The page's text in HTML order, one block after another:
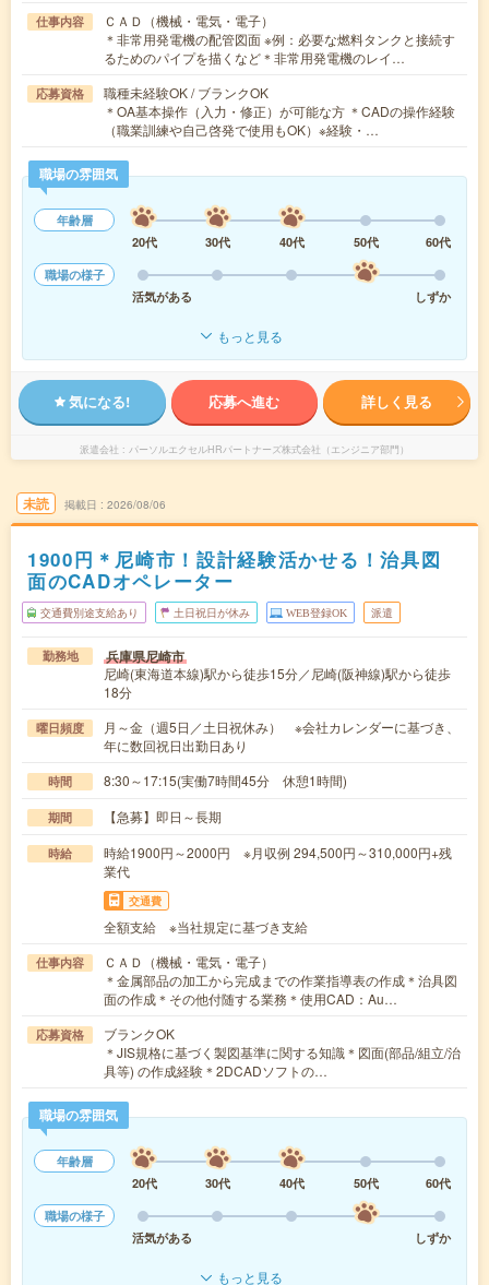
仕事内容
ＣＡＤ（機械・電気・電子）
＊非常用発電機の配管図面 ※例：必要な燃料タンクと接続す
るためのパイプを描くなど＊非常用発電機のレイ…
応募資格
職種未経験OK / ブランクOK
＊OA基本操作（入力・修正）が可能な方 ＊CADの操作経験
（職業訓練や自己啓発で使用もOK）※経験・…
職場の雰囲気
年齢層
20代
30代 40代 50代
60代
職場の様子
活気がある
しずか
もっと見る
気になる! 応募へ進む 詳しく見る
派遣会社 パーソルエクセルHRパートナーズ株式会社（エンジニア部門）
未読 掲載日 2026/08/06
1900円＊尼崎市！設計経験活かせる！治具図
面のCADオペレーター
交通費別途支給あり 土日祝日が休み WEB登録OK 派遣
勤務地 兵庫県尼崎市
尼崎(東海道本線)駅から徒歩15分／尼崎(阪神線)駅から徒歩
18分
曜日頻度
月～金（週5日／土日祝休み） ※会社カレンダーに基づき、
年に数回祝日出勤日あり
時間 8:30～17:15(実働7時間45分 休憩1時間)
期間 【急募】即日～長期
時給
時給1900円～2000円 ※月収例 294,500円～310,000円+残
業代
交通費
全額支給 ※当社規定に基づき支給
仕事内容
ＣＡＤ（機械・電気・電子）
＊金属部品の加工から完成までの作業指導表の作成＊治具図
面の作成＊その他付随する業務＊使用CAD：Au…
応募資格
ブランクOK
＊JIS規格に基づく製図基準に関する知識＊図面(部品/組立/治
具等) の作成経験＊2DCADソフトの…
職場の雰囲気
年齢層
20代
30代 40代 50代
60代
職場の様子
活気がある
しずか
もっと見る